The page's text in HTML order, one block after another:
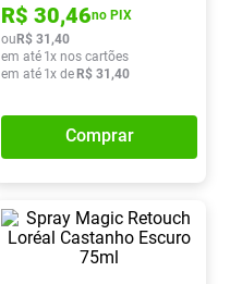
R$ 30,46no PIX
ouR$ 31 ,40
em até 1x nos cartões
em até 1x deR$ 31 ,40
Comprar